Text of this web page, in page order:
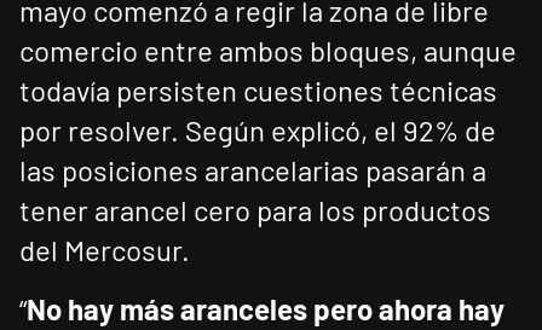
mayo comenzó a regir la zona de libre
comercio entre ambos bloques, aunque
todavía persisten cuestiones técnicas
por resolver. Según explicó, el 92% de
las posiciones arancelarias pasarán a
tener arancel cero para los productos
del Mercosur.
“No hay más aranceles pero ahora hay